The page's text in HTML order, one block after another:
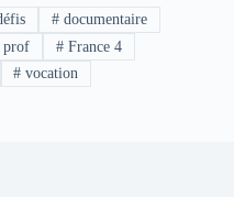
# documentaire
prof # France 4
# vocation